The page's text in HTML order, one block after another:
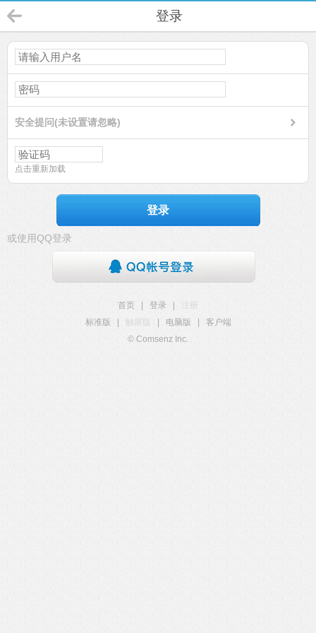
登录
安全提问(未设置请忽略)
点击重新加载
登录
或使用QQ登录
首页 登录
注册
标准版
触屏版 电脑版
客户端
© Comsenz Inc.